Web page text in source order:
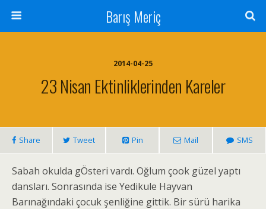
Barış Meriç
2014-04-25
23 Nisan Ektinliklerinden Kareler
Share Tweet Pin Mail SMS
Sabah okulda gÖsteri vardı. Oğlum çook güzel yaptı
dansları. Sonrasında ise Yedikule Hayvan
Barınağındaki çocuk şenliğine gittik. Bir sürü harika